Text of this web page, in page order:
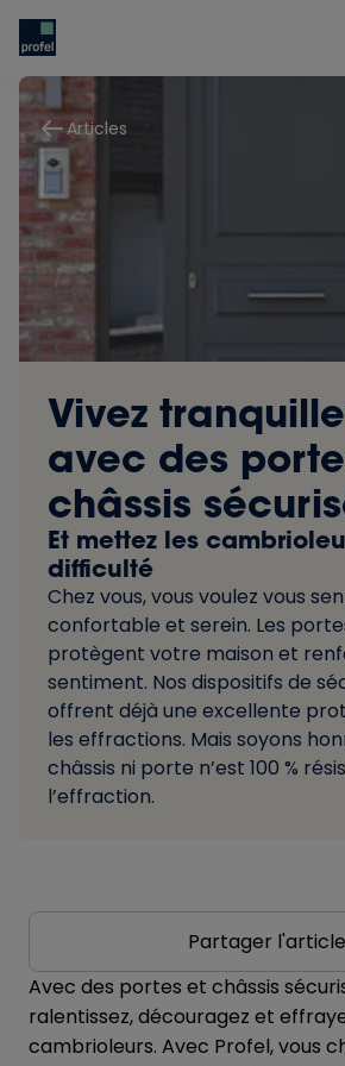
Articles
Vivez
avec des
châssis
Et mettez les
difficulté
Chez vous, vous voulez vous
confortable et serein. Les
protègent votre maison et
sentiment. Nos dispositifs de
offrent déjà une excellente
les effractions. Mais soyons
châssis ni porte n’est 100 %
l’effraction.
Avec des portes et châssis
ralentissez, découragez et
cambrioleurs. Avec Profel, vous
Partager l'article